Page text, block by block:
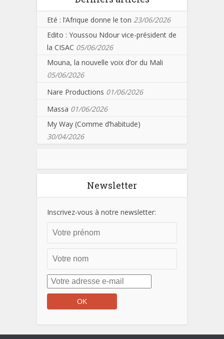
Eté : l’Afrique donne le ton 23/06/2026
Edito : Youssou Ndour vice-président de
la CISAC 05/06/2026
Mouna, la nouvelle voix d’or du Mali
05/06/2026
Nare Productions 01/06/2026
Massa 01/06/2026
My Way (Comme d’habitude)
30/04/2026
Newsletter
Inscrivez-vous à notre newsletter: